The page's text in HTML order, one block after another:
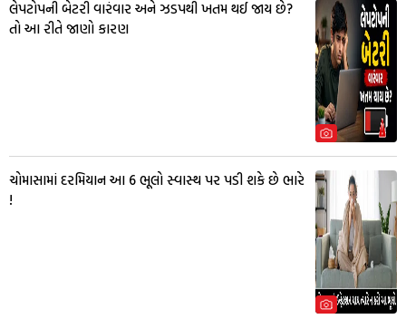
લેપટોપની બેટરી વારંવાર અને ઝડપથી ખતમ થઈ જાય છે?
તો આ રીતે જાણો કારણ
ચોમાસામાં દરમિયાન આ 6 ભૂલો સ્વાસ્થ પર પડી શકે છે ભારે
!